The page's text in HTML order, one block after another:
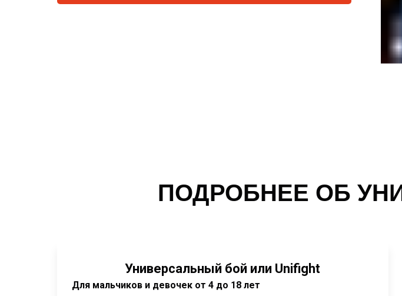
ПОДРОБНЕЕ ОБ
Универсальный бой или Unifight
Для мальчиков и девочек от 4 до 18 лет